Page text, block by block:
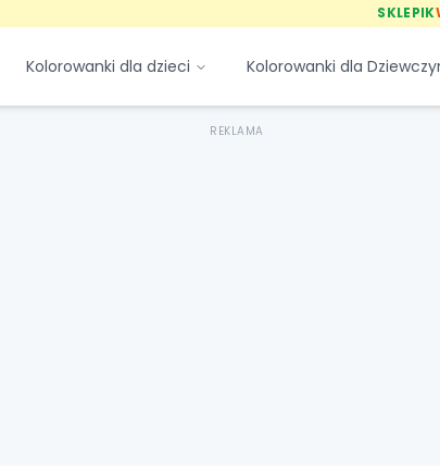
SKLEPIK
Kolorowanki dla dzieci Kolorowanki dla
REKLAMA